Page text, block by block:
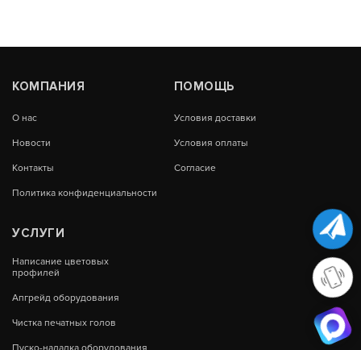
КОМПАНИЯ
О нас
Новости
Контакты
Политика конфиденциальности
ПОМОЩЬ
Условия доставки
Условия оплаты
Согласие
УСЛУГИ
Написание цветовых
профилей
Апгрейд оборудования
Чистка печатных голов